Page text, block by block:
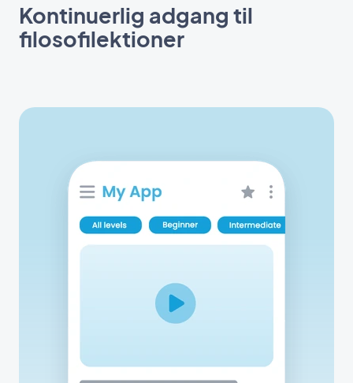
Kontinuerlig adgang til
filosofilektioner